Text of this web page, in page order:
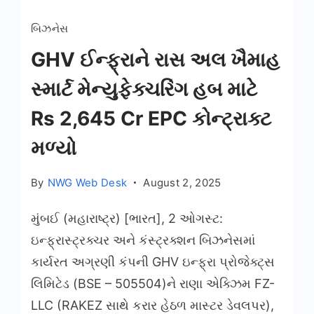
બિઝનેસ
GHV ઈન્ફ્રાને રાસ અલ ખૈમાહ
સ્માર્ટ મેન્યુફેક્ચરિંગ હબ માટે
Rs 2,645 Cr EPC કોન્ટ્રાક્ટ
મળ્યો
By NWG Web Desk August 2, 2025
મુંબઈ (મહારાષ્ટ્ર) [ભારત], 2 ઓગસ્ટ:
ઇન્ફ્રાસ્ટ્રક્ચર અને કંસ્ટ્રક્શન બિઝનેસમાં
કાર્યરત અગ્રણી કંપની GHV ઇન્ફ્રા પ્રોજેક્ટ્સ
લિમિટેડ (BSE – 505504)ને રાણા એક્ઝિમ FZ-
LLC (RAKEZ સાથે કરાર હેઠળ માસ્ટર ડેવલપર),